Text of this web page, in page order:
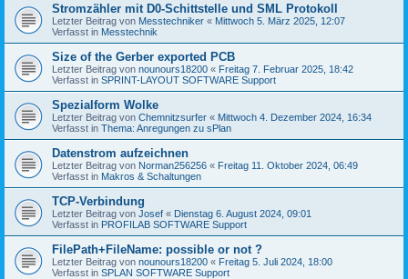
Stromzähler mit D0-Schittstelle und SML Protokoll
Letzter Beitrag von Messtechniker « Mittwoch 5. März 2025, 12:07
Verfasst in Messtechnik
Size of the Gerber exported PCB
Letzter Beitrag von nounours18200 « Freitag 7. Februar 2025, 18:42
Verfasst in SPRINT-LAYOUT SOFTWARE Support
Spezialform Wolke
Letzter Beitrag von Chemnitzsurfer « Mittwoch 4. Dezember 2024, 16:34
Verfasst in Thema: Anregungen zu sPlan
Datenstrom aufzeichnen
Letzter Beitrag von Norman256256 « Freitag 11. Oktober 2024, 06:49
Verfasst in Makros & Schaltungen
TCP-Verbindung
Letzter Beitrag von Josef « Dienstag 6. August 2024, 09:01
Verfasst in PROFILAB SOFTWARE Support
FilePath+FileName: possible or not ?
Letzter Beitrag von nounours18200 « Freitag 5. Juli 2024, 18:00
Verfasst in SPLAN SOFTWARE Support